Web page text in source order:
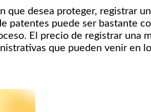
que desea proteger, registrar
patentes puede ser bastante
El precio de registrar una
que pueden venir en